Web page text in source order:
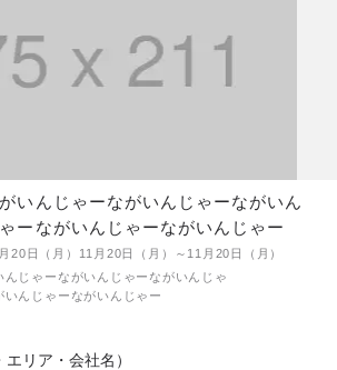
いんじゃーながいんじゃーながいん
ーながいんじゃーながいんじゃー
20日（月）11月20日（月）～11月20日（月）
んじゃーながいんじゃーながいんじゃ
いんじゃーながいんじゃー
リア・会社名）